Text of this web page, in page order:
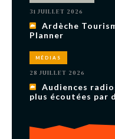
31 JUILLET 2026
Ardèche
Planner
MÉDIAS
28 JUILLET 2026
Audiences
plus écoutées par